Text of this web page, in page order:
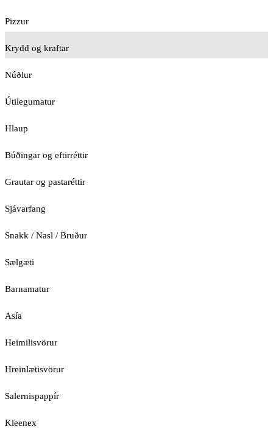
Pizzur
Krydd og kraftar
Núðlur
Útilegumatur
Hlaup
Búðingar og eftirréttir
Grautar og pastaréttir
Sjávarfang
Snakk / Nasl / Bruður
Sælgæti
Barnamatur
Asía
Heimilisvörur
Hreinlætisvörur
Salernispappír
Kleenex